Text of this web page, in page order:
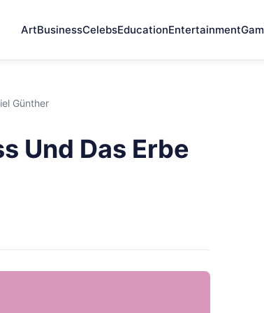
ArtBusinessCelebsEducationEntertainment
Günther
Und Das Erbe